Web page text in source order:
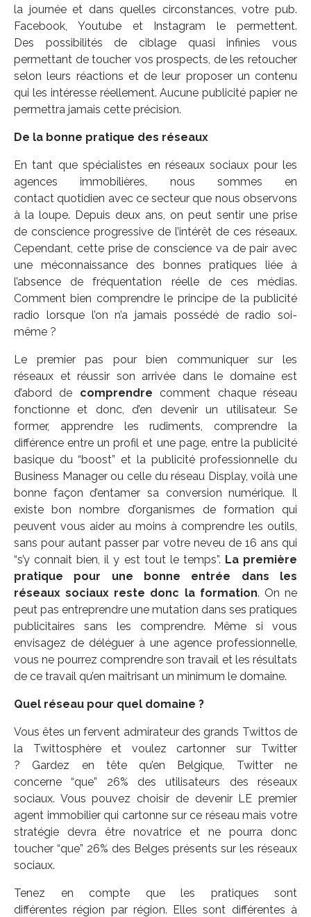
la journée et dans quelles circonstances, votre pub.
Facebook, Youtube et Instagram le permettent.
Des possibilités de ciblage quasi infinies vous
permettant de toucher vos prospects, de les retoucher
selon leurs réactions et de leur proposer un contenu
qui les intéresse réellement. Aucune publicité papier ne
permettra jamais cette précision.
De la bonne pratique des réseaux
En tant que spécialistes en réseaux sociaux pour les
agences immobilières, nous sommes en
contact quotidien avec ce secteur que nous observons
à la loupe. Depuis deux ans, on peut sentir une prise
de conscience progressive de l’intérêt de ces réseaux.
Cependant, cette prise de conscience va de pair avec
une méconnaissance des bonnes pratiques liée à
l’absence de fréquentation réelle de ces médias.
Comment bien comprendre le principe de la publicité
radio lorsque l’on n’a jamais possédé de radio soi-
même ?
Le premier pas pour bien communiquer sur les
réseaux et réussir son arrivée dans le domaine est
d’abord de comprendre comment chaque réseau
fonctionne et donc, d’en devenir un utilisateur. Se
former, apprendre les rudiments, comprendre la
différence entre un profil et une page, entre la publicité
basique du “boost” et la publicité professionnelle du
Business Manager ou celle du réseau Display, voilà une
bonne façon d’entamer sa conversion numérique. Il
existe bon nombre d’organismes de formation qui
peuvent vous aider au moins à comprendre les outils,
sans pour autant passer par votre neveu de 16 ans qui
“s’y connait bien, il y est tout le temps”. La première
pratique pour une bonne entrée dans les
réseaux sociaux reste donc la formation. On ne
peut pas entreprendre une mutation dans ses pratiques
publicitaires sans les comprendre. Même si vous
envisagez de déléguer à une agence professionnelle,
vous ne pourrez comprendre son travail et les résultats
de ce travail qu’en maîtrisant un minimum le domaine.
Quel réseau pour quel domaine ?
Vous êtes un fervent admirateur des grands Twittos de
la Twittosphère et voulez cartonner sur Twitter
? Gardez en tête qu’en Belgique, Twitter ne
concerne “que” 26% des utilisateurs des réseaux
sociaux. Vous pouvez choisir de devenir LE premier
agent immobilier qui cartonne sur ce réseau mais votre
stratégie devra être novatrice et ne pourra donc
toucher “que” 26% des Belges présents sur les réseaux
sociaux.
Tenez en compte que les pratiques sont
différentes région par région. Elles sont différentes à